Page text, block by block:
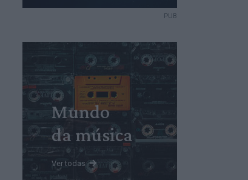
PUB
Mundo
da música
Ver todas